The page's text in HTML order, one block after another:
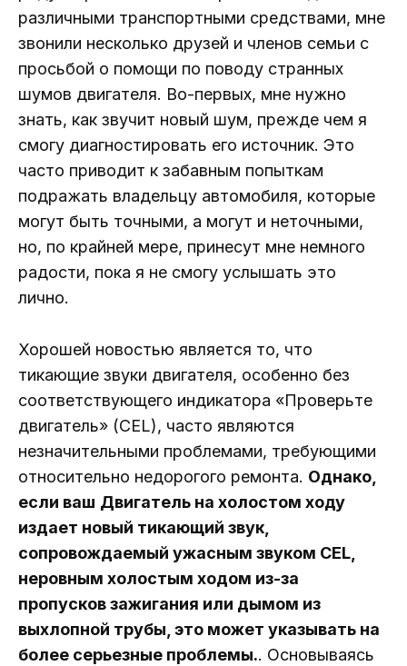
различными транспортными средствами, мне
звонили несколько друзей и членов семьи с
просьбой о помощи по поводу странных
шумов двигателя. Во-первых, мне нужно
знать, как звучит новый шум, прежде чем я
смогу диагностировать его источник. Это
часто приводит к забавным попыткам
подражать владельцу автомобиля, которые
могут быть точными, а могут и неточными,
но, по крайней мере, принесут мне немного
радости, пока я не смогу услышать это
лично.
Хорошей новостью является то, что
тикающие звуки двигателя, особенно без
соответствующего индикатора «Проверьте
двигатель» (CEL), часто являются
незначительными проблемами, требующими
относительно недорогого ремонта. Однако,
если ваш Двигатель на холостом ходу
издает новый тикающий звук,
сопровождаемый ужасным звуком CEL,
неровным холостым ходом из-за
пропусков зажигания или дымом из
выхлопной трубы, это может указывать на
более серьезные проблемы.. Основываясь